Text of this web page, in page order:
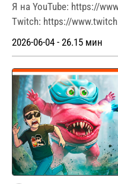
Я на YouTube: https://
Twitch: https://
2026-06-04 - 26.15 мин